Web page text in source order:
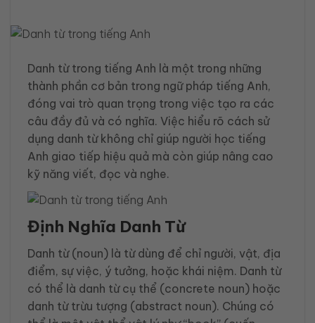
Danh từ trong tiếng Anh là một trong những
thành phần cơ bản trong ngữ pháp tiếng Anh,
đóng vai trò quan trọng trong việc tạo ra các
câu đầy đủ và có nghĩa. Việc hiểu rõ cách sử
dụng danh từ không chỉ giúp người học tiếng
Anh giao tiếp hiệu quả mà còn giúp nâng cao
kỹ năng viết, đọc và nghe.
Định Nghĩa Danh Từ
Danh từ (noun) là từ dùng để chỉ người, vật, địa
điểm, sự việc, ý tưởng, hoặc khái niệm. Danh từ
có thể là danh từ cụ thể (concrete noun) hoặc
danh từ trừu tượng (abstract noun). Chúng có